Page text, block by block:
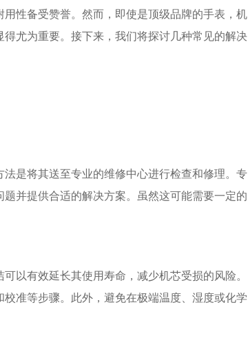
性备受赞誉。然而，即使是顶级品牌的手表，机
尤为重要。接下来，我们将探讨几种常见的解决
是将其送至专业的维修中心进行检查和修理。专
并提供合适的解决方案。虽然这可能需要一定的
有效延长其使用寿命，减少机芯受损的风险。
准等步骤。此外，避免在极端温度、湿度或化学